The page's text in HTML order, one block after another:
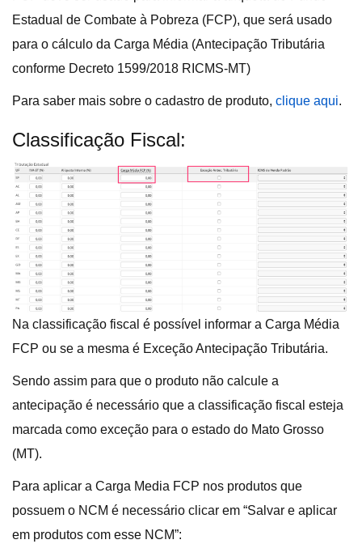
Estadual de Combate à Pobreza (FCP), que será usado
para o cálculo da Carga Média (Antecipação Tributária
conforme Decreto 1599/2018 RICMS-MT)
Para saber mais sobre o cadastro de produto, clique aqui.
Classificação Fiscal:
Na classificação fiscal é possível informar a Carga Média
FCP ou se a mesma é Exceção Antecipação Tributária.
Sendo assim para que o produto não calcule a
antecipação é necessário que a classificação fiscal esteja
marcada como exceção para o estado do Mato Grosso
(MT).
Para aplicar a Carga Media FCP nos produtos que
possuem o NCM é necessário clicar em “Salvar e aplicar
em produtos com esse NCM”: